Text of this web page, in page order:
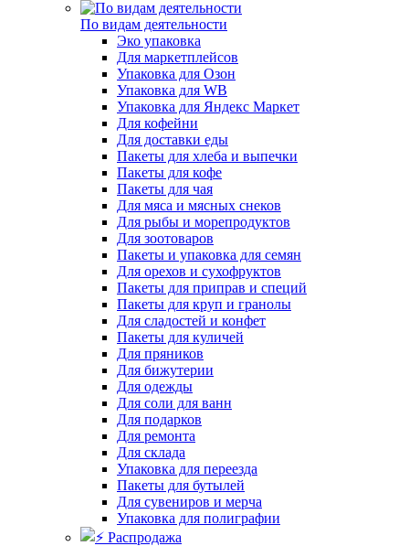
По видам деятельности
Эко упаковка
Для маркетплейсов
Упаковка для Озон
Упаковка для WB
Упаковка для Яндекс Маркет
Для кофейни
Для доставки еды
Пакеты для хлеба и выпечки
Пакеты для кофе
Пакеты для чая
Для мяса и мясных снеков
Для рыбы и морепродуктов
Для зоотоваров
Пакеты и упаковка для семян
Для орехов и сухофруктов
Пакеты для приправ и специй
Пакеты для круп и гранолы
Для сладостей и конфет
Пакеты для куличей
Для пряников
Для бижутерии
Для одежды
Для соли для ванн
Для подарков
Для ремонта
Для склада
Упаковка для переезда
Пакеты для бутылей
Для сувениров и мерча
Упаковка для полиграфии